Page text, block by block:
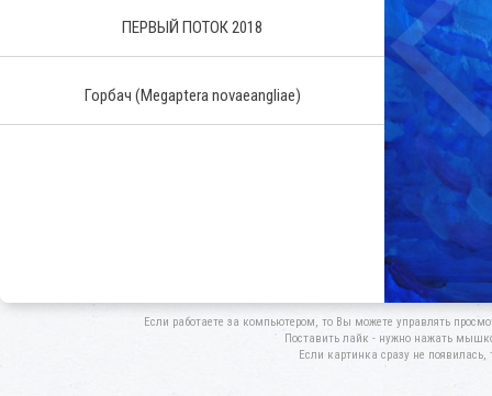
ПЕРВЫЙ ПОТОК 2018
Горбач (Megaptera novaeangliae)
Если работаете за компьютером, то Вы можете управлять
Поставить лайк - нужно нажать
Если картинка сразу не появилась,